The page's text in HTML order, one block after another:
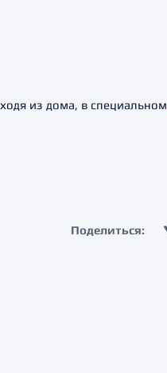
из дома, в специальном
Поделиться: